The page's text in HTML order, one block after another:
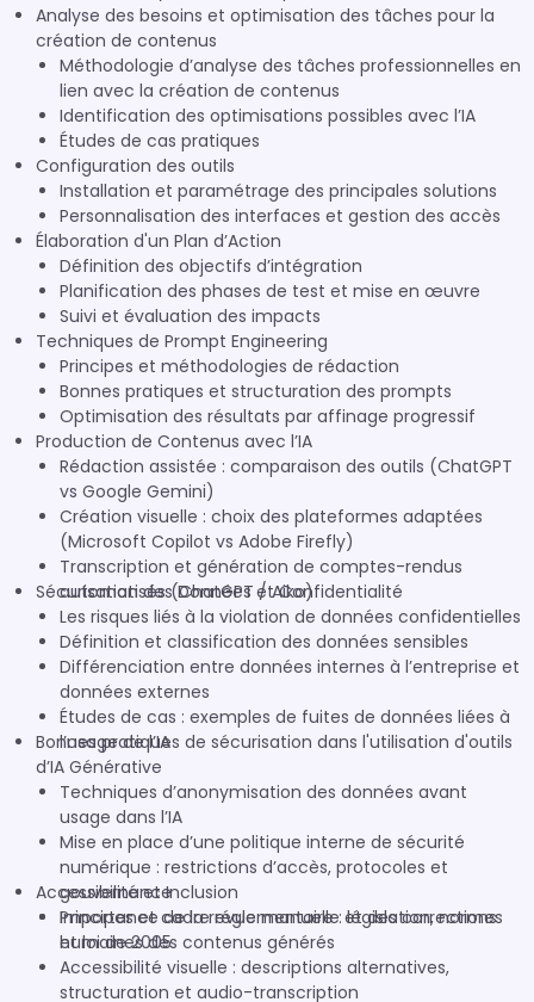
Analyse des besoins et optimisation des tâches pour la
création de contenus
Méthodologie d’analyse des tâches professionnelles en
lien avec la création de contenus
Identification des optimisations possibles avec l’IA
Études de cas pratiques
Configuration des outils
Installation et paramétrage des principales solutions
Personnalisation des interfaces et gestion des accès
Élaboration d'un Plan d’Action
Définition des objectifs d’intégration
Planification des phases de test et mise en œuvre
Suivi et évaluation des impacts
Techniques de Prompt Engineering
Principes et méthodologies de rédaction
Bonnes pratiques et structuration des prompts
Optimisation des résultats par affinage progressif
Production de Contenus avec l’IA
Rédaction assistée : comparaison des outils (ChatGPT
vs Google Gemini)
Création visuelle : choix des plateformes adaptées
(Microsoft Copilot vs Adobe Firefly)
Transcription et génération de comptes-rendus
automatisés (ChatGPT / Aiko)
Sécurisation des Données et Confidentialité
Les risques liés à la violation de données confidentielles
Définition et classification des données sensibles
Différenciation entre données internes à l’entreprise et
données externes
Études de cas : exemples de fuites de données liées à
l’usage de l’IA
Bonnes pratiques de sécurisation dans l'utilisation d'outils
d’IA Générative
Techniques d’anonymisation des données avant
usage dans l’IA
Mise en place d’une politique interne de sécurité
numérique : restrictions d’accès, protocoles et
gouvernance
Importance de la revue manuelle et des corrections
humaines des contenus générés
Accessibilité et Inclusion
Principes et cadre réglementaire : législation, normes
et loi de 2005
Accessibilité visuelle : descriptions alternatives,
structuration et audio-transcription